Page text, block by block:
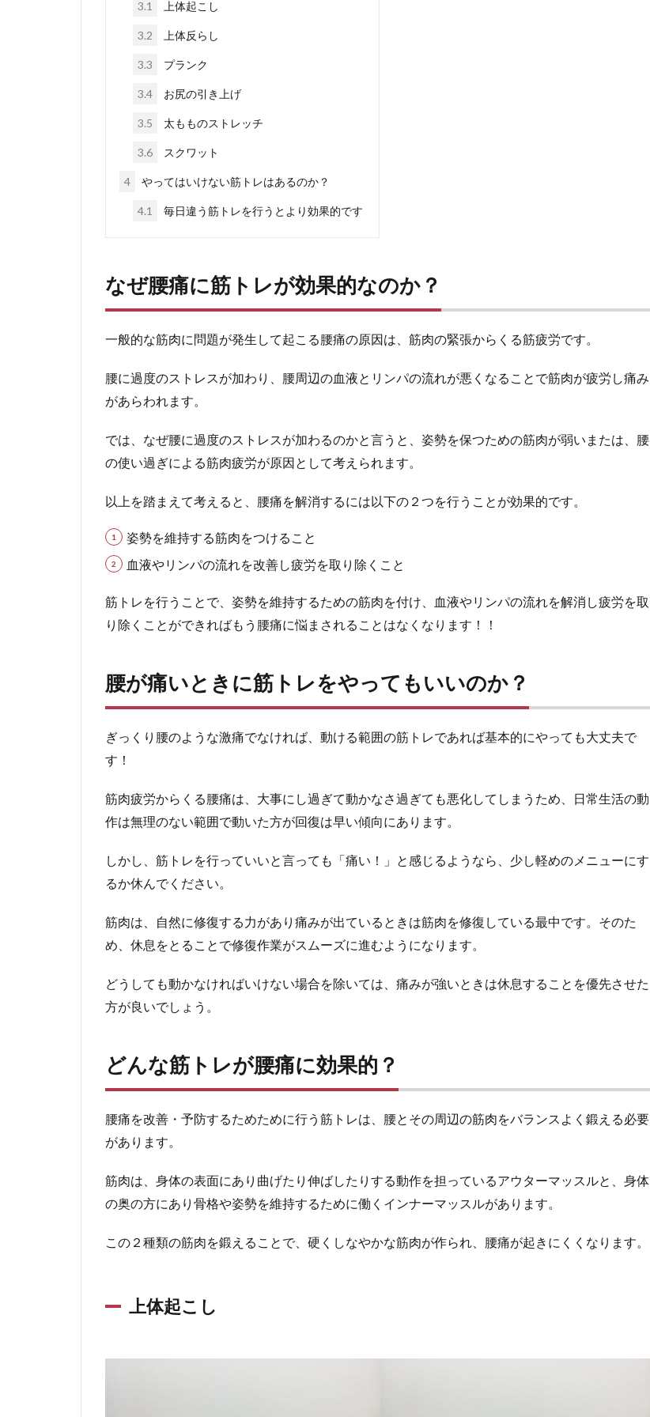
3.1 上体起こし
3.2 上体反らし
3.3 プランク
3.4 お尻の引き上げ
3.5 太もものストレッチ
3.6 スクワット
4 やってはいけない筋トレはあるのか？
4.1 毎日違う筋トレを行うとより効果的です
なぜ腰痛に筋トレが効果的なのか？
一般的な筋肉に問題が発生して起こる腰痛の原因は、筋肉の緊張からくる筋疲労です。
腰に過度のストレスが加わり、腰周辺の血液とリンパの流れが悪くなることで筋肉が疲労し痛み
があらわれます。
では、なぜ腰に過度のストレスが加わるのかと言うと、 姿勢を保つための筋肉が弱い または、 腰
の使い過ぎによる筋肉疲労が原因として考えられます。
以上を踏まえて考えると、腰痛を解消するには以下の２つを行うことが効果的です。
姿勢を維持する筋肉をつけること
血液やリンパの流れを改善し疲労を取り除くこと
筋トレを行うことで、姿勢を維持するための筋肉を付け、血液やリンパの流れを解消し疲労を取
り除くことができればもう腰痛に悩まされることはなくなります！！
腰が痛いときに筋トレをやってもいいのか？
ぎっくり腰のような激痛でなければ、動ける範囲の筋トレであれば基本的にやっても大丈夫で
す！
筋肉疲労からくる腰痛は、大事にし過ぎて動かなさ過ぎても悪化してしまうため、日常生活の動
作は無理のない範囲で動いた方が回復は早い傾向にあります。
しかし、筋トレを行っていいと言っても「痛い！」と感じるようなら、少し軽めのメニューにす
るか休んでください。
筋肉は、自然に修復する力があり痛みが出ているときは筋肉を修復している最中です。そのた
め、休息をとることで修復作業がスムーズに進むようになります。
どうしても動かなければいけない場合を除いては、 痛みが強いとき は休息することを優先させた
方が良いでしょう。
どんな筋トレが腰痛に効果的？
腰痛を改善・予防するためために行う筋トレは、腰とその周辺の筋肉をバランスよく鍛える必要
があります。
筋肉は、身体の表面にあり曲げたり伸ばしたりする動作を担っているアウターマッスルと、身体
の奥の方にあり骨格や姿勢を維持するために働くインナーマッスルがあります。
この２種類の筋肉を鍛えることで、硬くしなやかな筋肉が作られ、腰痛が起きにくくなります。
上体起こし